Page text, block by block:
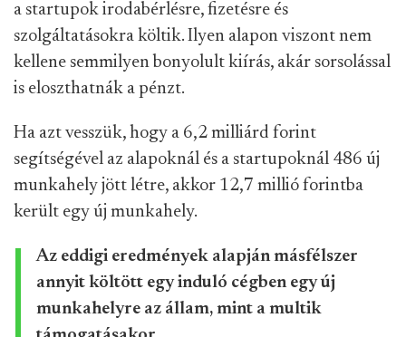
a startupok irodabérlésre, fizetésre és
szolgáltatásokra költik. Ilyen alapon viszont nem
kellene semmilyen bonyolult kiírás, akár sorsolással
is eloszthatnák a pénzt.
Ha azt vesszük, hogy a 6,2 milliárd forint
segítségével az alapoknál és a startupoknál 486 új
munkahely jött létre, akkor 12,7 millió forintba
került egy új munkahely.
Az eddigi eredmények alapján másfélszer
annyit költött egy induló cégben egy új
munkahelyre az állam, mint a multik